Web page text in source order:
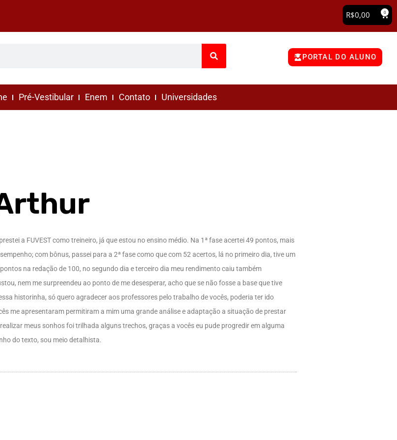
R$0,00 0
PORTAL DO ALUNO
Pré-Vestibular Enem Contato Universidades
a FUVEST como treineiro, já que estou no ensino médio. Na 1ª fase acertei 49 pontos, mais
com bônus, passei para a 2ª fase como que com 52 acertos, lá no primeiro dia, tive um
na redação de 100, no segundo dia e terceiro dia meu rendimento caiu também
nem me surpreendeu ao ponto de me desesperar, acho que se não fosse a base que tive
historinha, só quero agradecer aos professores pelo trabalho de vocês, poderia ter ido
me apresentaram permitiram a mim uma grande análise e adaptação a situação de prestar
meus sonhos foi trilhada alguns trechos, graças a vocês eu pude progredir em alguma
do texto, sou meio detalhista.